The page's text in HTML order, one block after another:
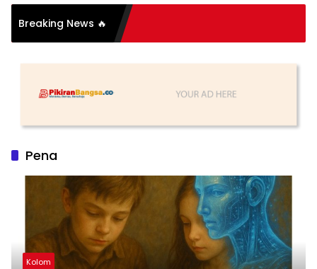
Breaking News 🔥
Organisasi: Antara
Substansi
Pena
Kolom